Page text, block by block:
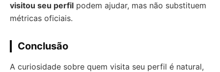
visitou seu perfil podem ajudar, mas não substituem
métricas oficiais.
Conclusão
A curiosidade sobre quem visita seu perfil é natural,